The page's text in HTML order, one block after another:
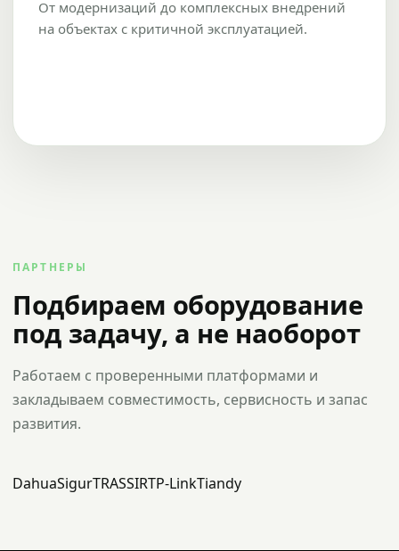
От модернизаций до комплексных внедрений
на объектах с критичной эксплуатацией.
ПАРТНЕРЫ
Подбираем оборудование
под задачу, а не наоборот
Работаем с проверенными платформами и
закладываем совместимость, сервисность и запас
развития.
DahuaSigurTRASSIRTP-LinkTiandy